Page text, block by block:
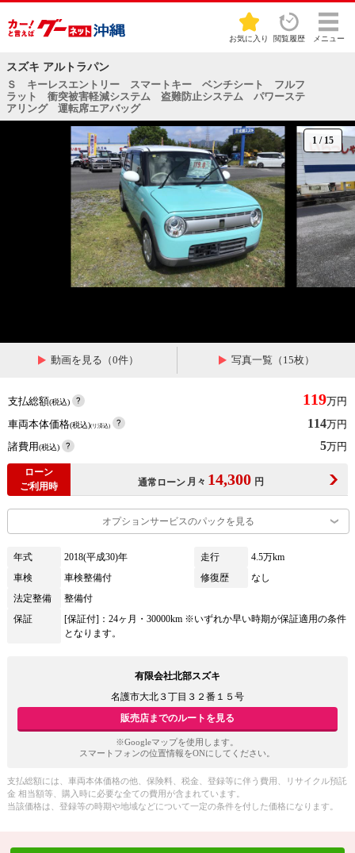
お気に入り 閲覧履歴 メニュー
スズキ アルトラパン
Ｓ キーレスエントリー スマートキー ベンチシート フルフ
ラット 衝突被害軽減システム 盗難防止システム パワーステ
アリング 運転席エアバッグ
1 / 15
動画を見る（0件） 写真一覧（15枚）
支払総額(税込) 119万円
車両本体価格(税込)(リ済込) 114万円
諸費用(税込) 5万円
ローン
ご利用時
通常ローン 月々 14,300 円
オプションサービスのパックを見る
年式 2018(平成30)年 走行
4.5万km
車検
車検整備付 修復歴
なし
法定整備
整備付
保証
[保証付]：24ヶ月・30000km ※いずれか早い時期が保証適用の条件
となります。
有限会社北部スズキ
名護市大北３丁目３２番１５号
販売店までのルートを見る
※Googleマップを使用します。
スマートフォンの位置情報をONにしてください。
支払総額には、車両本体価格の他、保険料、税金、登録等に伴う費用、リサイクル預託
金 相当額等、購入時に必要な全ての費用が含まれています。
当該価格は、登録等の時期や地域などについて一定の条件を付した価格になります。